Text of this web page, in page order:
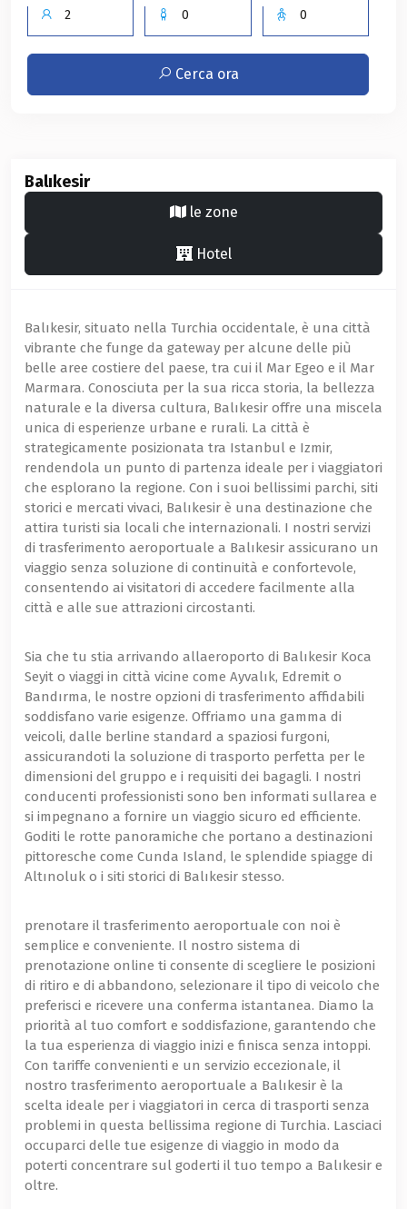
Cerca ora
Balıkesir
le zone
Hotel
Balıkesir, situato nella Turchia occidentale, è una città
vibrante che funge da gateway per alcune delle più
belle aree costiere del paese, tra cui il Mar Egeo e il Mar
Marmara. Conosciuta per la sua ricca storia, la bellezza
naturale e la diversa cultura, Balıkesir offre una miscela
unica di esperienze urbane e rurali. La città è
strategicamente posizionata tra Istanbul e Izmir,
rendendola un punto di partenza ideale per i viaggiatori
che esplorano la regione. Con i suoi bellissimi parchi, siti
storici e mercati vivaci, Balıkesir è una destinazione che
attira turisti sia locali che internazionali. I nostri servizi
di trasferimento aeroportuale a Balıkesir assicurano un
viaggio senza soluzione di continuità e confortevole,
consentendo ai visitatori di accedere facilmente alla
città e alle sue attrazioni circostanti.
Sia che tu stia arrivando allaeroporto di Balıkesir Koca
Seyit o viaggi in città vicine come Ayvalık, Edremit o
Bandırma, le nostre opzioni di trasferimento affidabili
soddisfano varie esigenze. Offriamo una gamma di
veicoli, dalle berline standard a spaziosi furgoni,
assicurandoti la soluzione di trasporto perfetta per le
dimensioni del gruppo e i requisiti dei bagagli. I nostri
conducenti professionisti sono ben informati sullarea e
si impegnano a fornire un viaggio sicuro ed efficiente.
Goditi le rotte panoramiche che portano a destinazioni
pittoresche come Cunda Island, le splendide spiagge di
Altınoluk o i siti storici di Balıkesir stesso.
prenotare il trasferimento aeroportuale con noi è
semplice e conveniente. Il nostro sistema di
prenotazione online ti consente di scegliere le posizioni
di ritiro e di abbandono, selezionare il tipo di veicolo che
preferisci e ricevere una conferma istantanea. Diamo la
priorità al tuo comfort e soddisfazione, garantendo che
la tua esperienza di viaggio inizi e finisca senza intoppi.
Con tariffe convenienti e un servizio eccezionale, il
nostro trasferimento aeroportuale a Balıkesir è la
scelta ideale per i viaggiatori in cerca di trasporti senza
problemi in questa bellissima regione di Turchia. Lasciaci
occuparci delle tue esigenze di viaggio in modo da
poterti concentrare sul goderti il ​​tuo tempo a Balıkesir e
oltre.